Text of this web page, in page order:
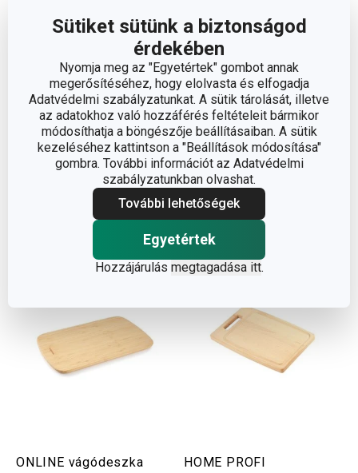
Sütiket sütünk a biztonságod
érdekében
Nyomja meg az "Egyetértek" gombot annak
megerősítéséhez, hogy elolvasta és elfogadja
Adatvédelmi szabályzatunkat. A sütik tárolását, illetve
az adatokhoz való hozzáférés feltételeit bármikor
módosíthatja a böngészője beállításaiban. A sütik
kezeléséhez kattintson a "Beállítások módosítása"
gombra. További információt az Adatvédelmi
szabályzatunkban olvashat.
További lehetőségek
Egyetértek
Hozzájárulás megtagadása itt.
ONLINE 29 x 24 cm
peremes vágódeszka
5 760 Ft
Elérhető a webáruházban
11 márkaboltban elérhető
ONLINE vágódeszka
36 x 24 cm
6 090 Ft
Elérhető a webáruházban
11 márkaboltban elérhető
Kosárba
ONLINE vágódeszka
HOME PROFI